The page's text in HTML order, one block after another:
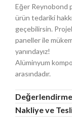
Eğer Reynobond
ürün tedariki
geçebilirsin.
paneller ile
yanındayız!
Alüminyum
arasındadır.
Nakliye ve